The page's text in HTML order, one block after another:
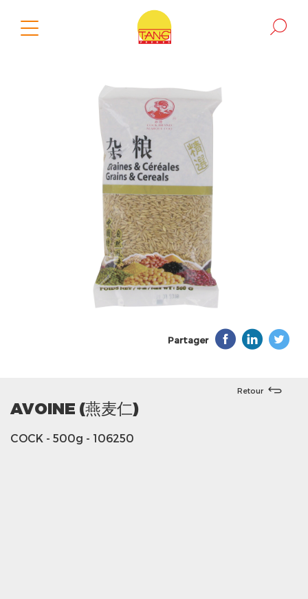
Partager
Retour
AVOINE (燕麦仁)
COCK - 500g - 106250